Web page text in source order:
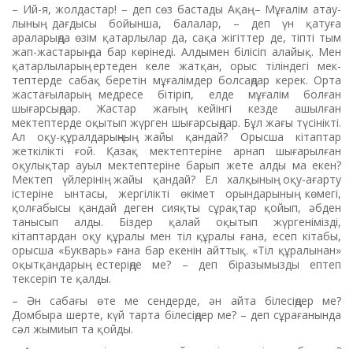
– Ий-я, жолдастар! – деп сөз бастады Ақаң. – Мұғалім атау­
лының дағдысы бойынша, балалар, – деп үн қатуға
араларыңда өзім қатарлылар да, сақа жігіттер де, тіпті тым
жап-жастарың да бар көрінеді. Алдымен білісіп ала­йық. Мен
қатарлыларың ерте­ден келе жатқан, орыс тіліндегі мек­
тептерде сабақ беретін мұға­лімдер болсаңдар керек. Орта
жас­тағыларың медресе бітіріп, ел­де мұғалім болған
шығарсыңдар. Жастар жағың кейінгі кезде ашыл­ған
мектептерде оқытып жүр­ген шығарсыңдар. Бұл жағы түсінікті.
Ал оқу-құралдарыңның жайы қандай? Орысша кітаптар
жеткілікті ғой. Қазақ мектептеріне арнап шығарылған
оқулықтар ауыл мектептеріне барып жете алды ма екен?
Мектеп үйлерінің жайы қандай? Ел халқының оқу-ағарту
істеріне ынтасы, жергілікті өкімет орындарының көмегі,
қолғабысы қандай деген сияқты сұрақтар қойып, әбден
танысып алды. Біздер қалай оқытып жүргенімізді,
кітаптардан оқу құралы мен тіл құралы ғана, есеп кітабы,
орысша «Букварь» ғана бар екенін айттық. «Тіл құралынан»
оқытқандарың есте­ріңде ме? – деп біразымызды ептеп
тексеріп те қалды.
– Ән сабағы өте ме сендерде, ән айта білесіңдер ме?
Домбыра шерте, күй тарта білесіңдер ме? – деп сұрағанында
сәл жымиып та қойды.